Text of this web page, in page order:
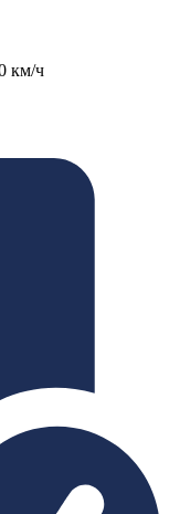
км/ч